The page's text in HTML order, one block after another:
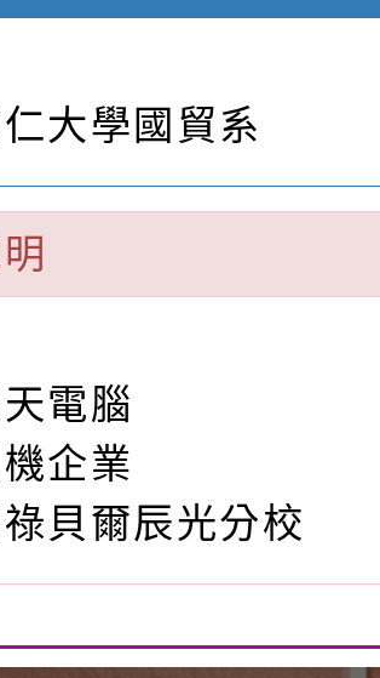
學國貿系
電腦
企業
貝爾辰光分校